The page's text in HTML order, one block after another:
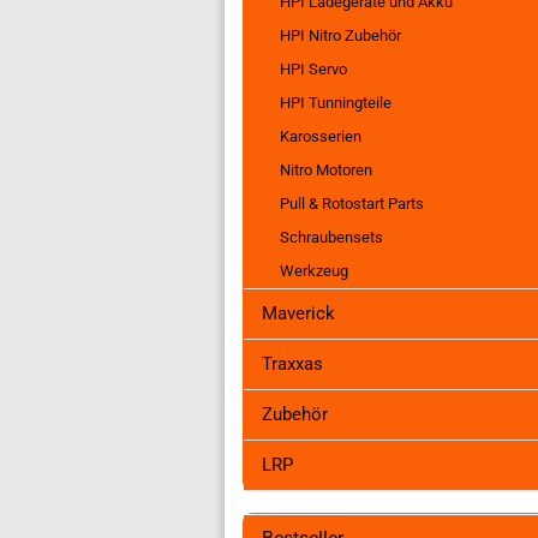
Servo
Tunningteile Maverick
HPI Nitro Zubehör
HPI Servo
HPI Tunningteile
Karosserien
Nitro Motoren
Pull & Rotostart Parts
Schraubensets
Werkzeug
Maverick
Traxxas
Zubehör
LRP